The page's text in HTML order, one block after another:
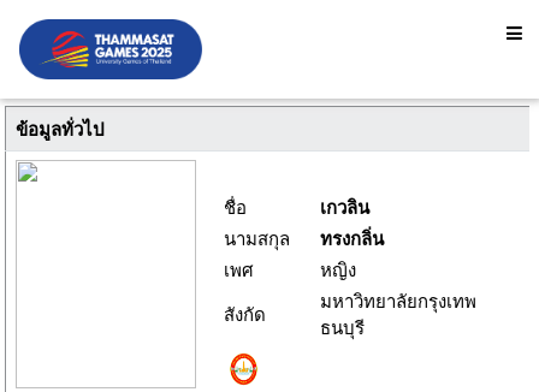
ข้อมูลทั่วไป
ชื่อ
เกวลิน
นามสกุล
ทรงกลิ่น
เพศ
หญิง
สังกัด
มหาวิทยาลัยกรุงเทพ
ธนบุรี